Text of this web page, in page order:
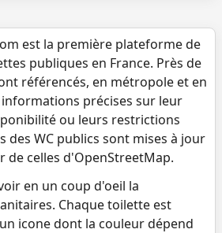
est la première plateforme de
publiques en France. Près de
référencés, en métropole et en
informations précises sur leur
ou leurs restrictions
des WC publics sont mises à jour
de celles d'OpenStreetMap.
en un coup d'oeil la
Chaque toilette est
icone dont la couleur dépend